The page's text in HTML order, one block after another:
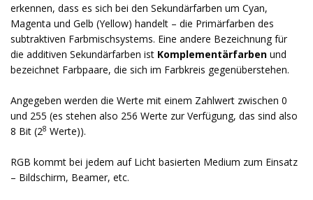
erkennen, dass es sich bei den Sekundärfarben um Cyan,
Magenta und Gelb (Yellow) handelt – die Primärfarben des
subtraktiven Farbmischsystems. Eine andere Bezeichnung für
die additiven Sekundärfarben ist Komplementärfarben und
bezeichnet Farbpaare, die sich im Farbkreis gegenüberstehen.
Angegeben werden die Werte mit einem Zahlwert zwischen 0
und 255 (es stehen also 256 Werte zur Verfügung, das sind also
8 Bit (28 Werte)).
RGB kommt bei jedem auf Licht basierten Medium zum Einsatz
– Bildschirm, Beamer, etc.